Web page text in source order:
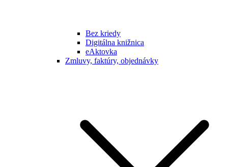
Bez kriedy
Digitálna knižnica
eAktovka
Zmluvy, faktúry, objednávky